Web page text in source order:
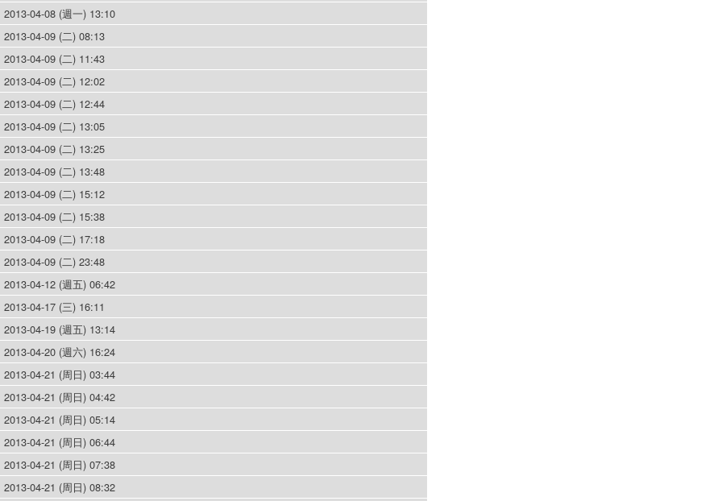
2013-04-08 (週一) 13:10
2013-04-09 (二) 08:13
2013-04-09 (二) 11:43
2013-04-09 (二) 12:02
2013-04-09 (二) 12:44
2013-04-09 (二) 13:05
2013-04-09 (二) 13:25
2013-04-09 (二) 13:48
2013-04-09 (二) 15:12
2013-04-09 (二) 15:38
2013-04-09 (二) 17:18
2013-04-09 (二) 23:48
2013-04-12 (週五) 06:42
2013-04-17 (三) 16:11
2013-04-19 (週五) 13:14
2013-04-20 (週六) 16:24
2013-04-21 (周日) 03:44
2013-04-21 (周日) 04:42
2013-04-21 (周日) 05:14
2013-04-21 (周日) 06:44
2013-04-21 (周日) 07:38
2013-04-21 (周日) 08:32